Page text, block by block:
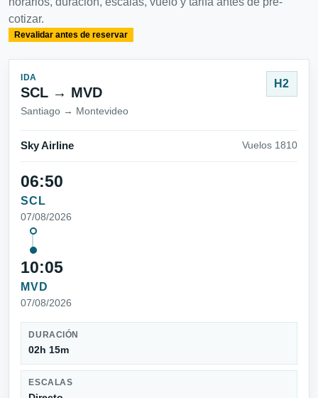
cotizar.
Revalidar antes de reservar
IDA
SCL → MVD
Santiago → Montevideo
H2
Sky Airline Vuelos 1810
06:50
SCL
07/08/2026
10:05
MVD
07/08/2026
DURACIÓN
02h 15m
ESCALAS